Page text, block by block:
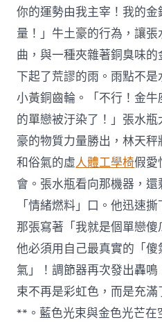
你的運勢由我主宰！我的
量！」牛土豪的行為，讓
曲，與一種夾雜著銅臭味
下起了荒謬的雨。雨點不
小黃銅齒輪。「不行！金
的單戀被汙染了！」張水
豪的物質力量勝出，林天
和俗氣的虛人體工學椅假愛
會。張水瓶看向那機器，
「情緒燃料」口。他迅速
那張寫著「我就是個單戀傻
他必須用自己最真實的「
氣」！調節器再次發出轟
束不再是彩虹色，而是充
**。藍色光束與金色光芒在